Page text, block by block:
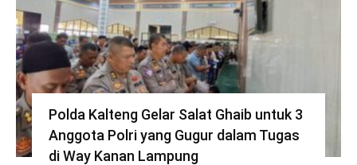
Polda Kalteng Gelar Salat Ghaib untuk 3
Anggota Polri yang Gugur dalam Tugas
di Way Kanan Lampung